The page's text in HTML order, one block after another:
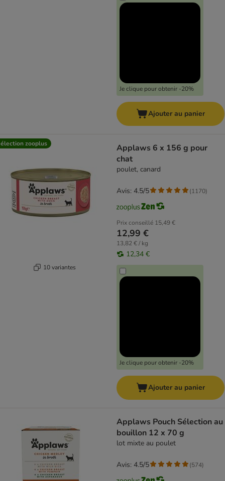
Je clique pour obtenir -20%
Ajouter au panier
zooplus
10 variantes
Applaws 6 x 156 g pour
chat
poulet, canard
Prix conseillé 15,49 €
12,99 €
13,82 € / kg
12,34 €
Je clique pour obtenir -20%
Avis: 4.5/5 (1170)
Ajouter au panier
Applaws Pouch Sélection au
bouillon 12 x 70 g
lot mixte au poulet
Avis: 4.5/5 (574)